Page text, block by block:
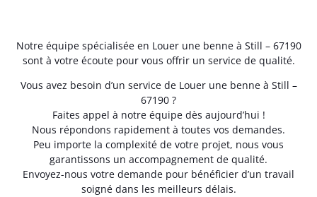
Notre équipe spécialisée en Louer une benne à Still – 67190
sont à votre écoute pour vous offrir un service de qualité.
Vous avez besoin d’un service de Louer une benne à Still –
67190 ?
Faites appel à notre équipe dès aujourd’hui !
Nous répondons rapidement à toutes vos demandes.
Peu importe la complexité de votre projet, nous vous
garantissons un accompagnement de qualité.
Envoyez-nous votre demande pour bénéficier d’un travail
soigné dans les meilleurs délais.